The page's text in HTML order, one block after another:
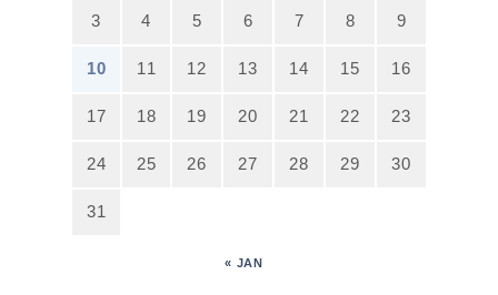
3 4 5 6 7 8 9
10 11 12 13 14 15 16
17 18 19 20 21 22 23
24 25 26 27 28 29 30
31
« JAN